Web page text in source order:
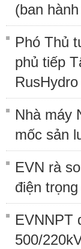
(ban
Phó Thủ
phủ tiếp
Nhà máy
mốc sản
EVN rà
điện
EVNNPT
500/